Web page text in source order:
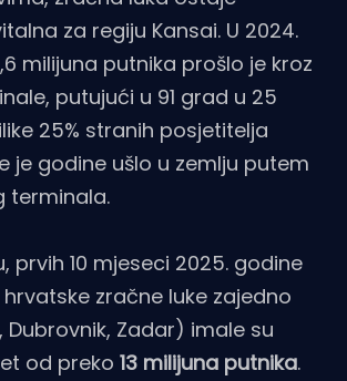
za regiju Kansai. U 2024.
milijuna putnika prošlo je kroz
putujući u 91 grad u 25
25% stranih posjetitelja
je godine ušlo u zemlju putem
terminala.
prvih 10 mjeseci 2025. godine
zračne luke zajedno
Dubrovnik, Zadar) imale su
od preko 13 milijuna putnika.